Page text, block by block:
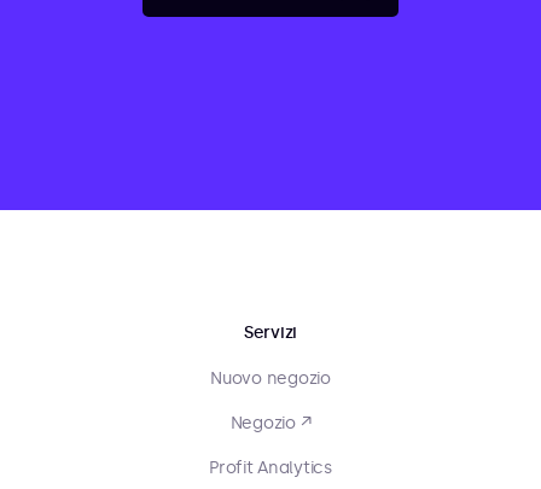
Servizi
Nuovo negozio
Negozio ↗
Profit Analytics